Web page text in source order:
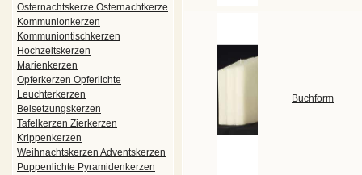
Buchform
Osternachtskerze Osternachtkerze
Kommunionkerzen
Kommuniontischkerzen
Hochzeitskerzen
Marienkerzen
Opferkerzen Opferlichte
Leuchterkerzen
Beisetzungskerzen
Tafelkerzen Zierkerzen
Krippenkerzen
Weihnachtskerzen Adventskerzen
Puppenlichte Pyramidenkerzen